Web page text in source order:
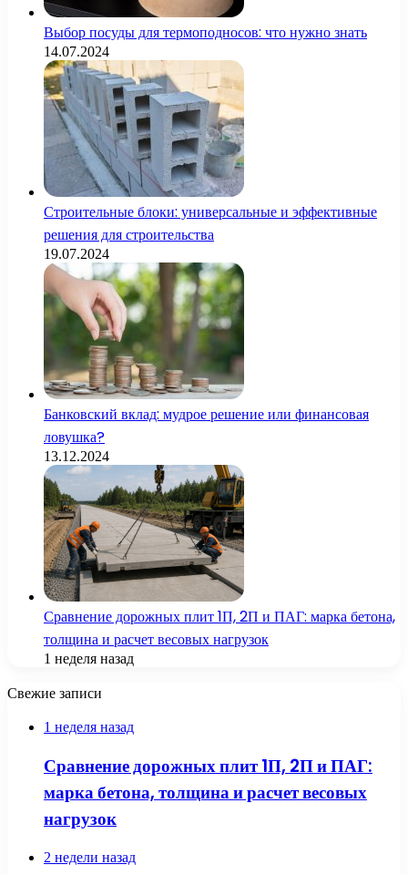
Выбор посуды для термоподносов: что нужно знать
14.07.2024
Строительные блоки: универсальные и эффективные
решения для строительства
19.07.2024
Банковский вклад: мудрое решение или финансовая
ловушка?
13.12.2024
Сравнение дорожных плит 1П, 2П и ПАГ: марка бетона,
толщина и расчет весовых нагрузок
1 неделя назад
Свежие записи
1 неделя назад
Сравнение дорожных плит 1П, 2П и ПАГ:
марка бетона, толщина и расчет весовых
нагрузок
2 недели назад